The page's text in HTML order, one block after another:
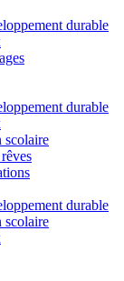
durable
durable
scolaire
durable
scolaire